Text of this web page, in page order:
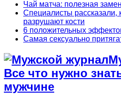
Чай матча: полезная
Специалисты рассказали,
разрушают кости
6 положительных
Самая сексуально
Все что нужно
мужчине